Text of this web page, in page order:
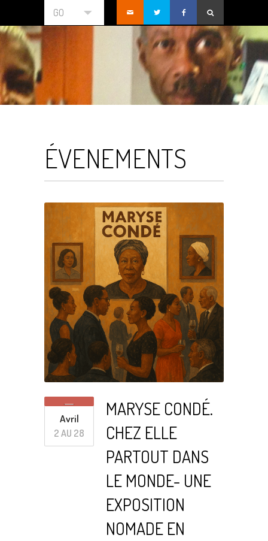
GO
ÉVENEMENTS
Avril
2 AU 28
MARYSE CONDÉ.
CHEZ ELLE
PARTOUT DANS
LE MONDE- UNE
EXPOSITION
NOMADE EN